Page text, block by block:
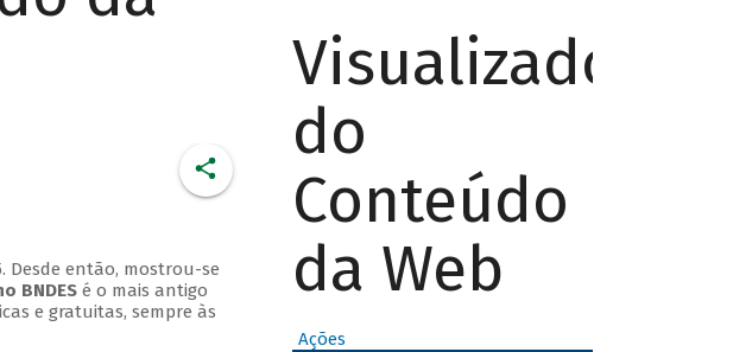
Desde então, mostrou-se
BNDESé o mais antigo
e gratuitas, sempre às
Visualizador
do
Conteúdo
da Web
Ações